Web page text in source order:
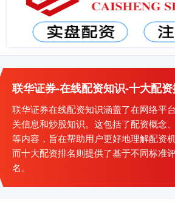
联华证券-在线配资知识-十大配资
联华证券在线配资知识涵盖了在网络平
关信息和炒股知识。这包括了配资概念
等内容，旨在帮助用户更好地理解配资
而十大配资排名则提供了基于不同标准
名。